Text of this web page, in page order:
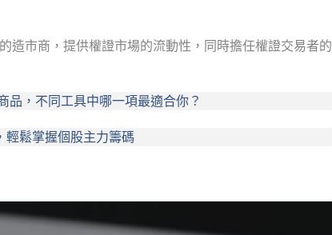
造市商，提供權證市場的流動性，同時擔任權證交易者的
品，不同工具中哪一項最適合你？
輕鬆掌握個股主力籌碼